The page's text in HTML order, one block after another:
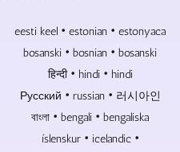
көздерден
алынған
бейнелерді
кесеміз.
Егер
концерттік
жазбаның
мен
бейнеге
арналған
дискілері,
eesti keel • estonian • estonyaca
bosanski • bosnian • bosanski
हिन्दी • hindi • hindi
Русский • russian • 러시아인
বাংলা • bengali • bengaliska
íslenskur • icelandic •